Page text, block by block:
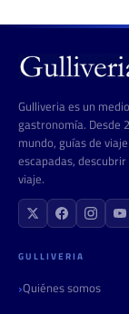
Gulliveria es un
gastronomía. Desde
mundo, guías de
escapadas,
viaje.
GULLIVERIA
Quiénes somos